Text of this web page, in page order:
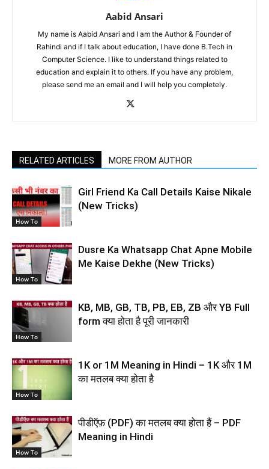
Aabid Ansari
My name is Aabid Ansari and I am the Author & Founder of
Rahindi and if I talk about education, I have done B.Tech in
Computer Science. I like to understand things related to
education and explain it to others. If you have any problem,
please send me an email and I will help you completely.
RELATED ARTICLES MORE FROM AUTHOR
How To
Girl Friend Ka Call Details Kaise Nikale
(New Tricks)
How To
Dusre Ka Whatsapp Chat Apne Mobile
Me Kaise Dekhe (New Tricks)
How To
KB, MB, GB, TB, PB, EB, ZB और YB Full
form क्या होता है पूरी जानकारी
How To
1K or 1M Meaning in Hindi – 1K और 1M
का मतलब क्या होता है
How To
पीडीऍफ़ (PDF) का मतलब क्या होता हैं – PDF
Meaning in Hindi